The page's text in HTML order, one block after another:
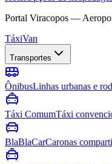
Portal Viracopos —
TáxiVan
Transportes
ÔnibusLinhas urbanas e
Táxi ComumTáxi
BlaBlaCarCaronas